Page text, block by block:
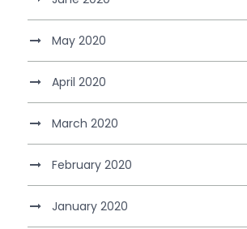
May 2020
April 2020
March 2020
February 2020
January 2020